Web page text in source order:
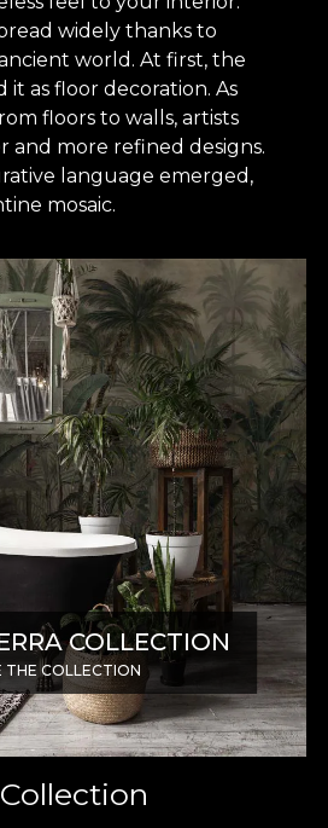
widely thanks to
world. At first, the
it as floor decoration. As
floors to walls, artists
and more refined designs.
language emerged,
mosaic.
COLLECTION
THE COLLECTION